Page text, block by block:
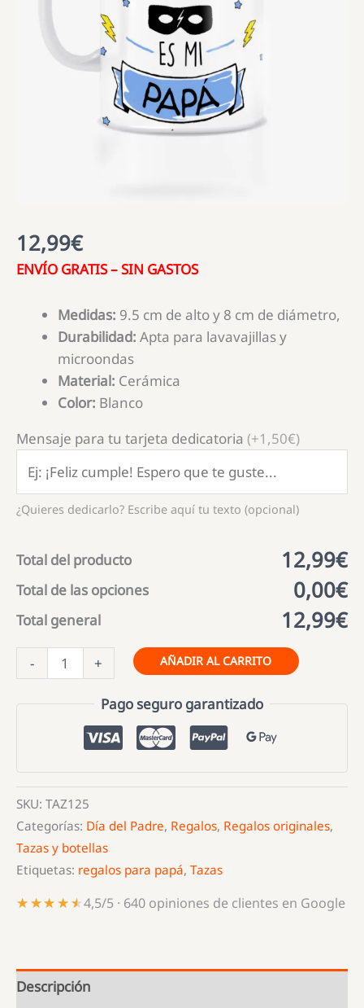
12,99€
ENVÍO GRATIS – SIN GASTOS
Medidas: 9.5 cm de alto y 8 cm de diámetro,
Durabilidad: Apta para lavavajillas y
microondas
Material: Cerámica
Color: Blanco
Mensaje para tu tarjeta dedicatoria (+1,50€)
¿Quieres dedicarlo? Escribe aquí tu texto (opcional)
Total del producto 12,99€
Total de las opciones 0,00€
Total general 12,99€
-
mi
mejor
papá
cantidad
+ AÑADIR AL CARRITO
Pago seguro garantizado
SKU: TAZ125
Categorías: Día del Padre, Regalos, Regalos originales,
Tazas y botellas
Etiquetas: regalos para papá, Tazas
★★★★★
★★★★★4,5/5 · 640 opiniones de clientes en Google
Descripción